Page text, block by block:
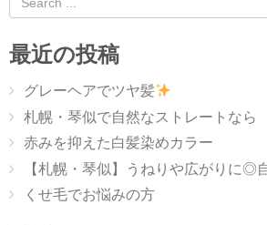
最近の投稿
グレーヘアでツヤ髪
札幌・琴似で自然なストレートなら
赤みを抑えた白髪染めカラー
【札幌・琴似】うねりや広がりに◎
くせ毛でお悩みの方